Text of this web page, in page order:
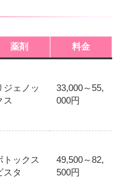
薬剤 料金
ジェノッ
ス
33,000～55,
000円
トックス
スタ
49,500～82,
500円